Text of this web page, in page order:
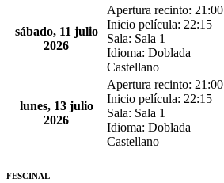
sábado, 11 julio
2026
Apertura recinto: 21:00
Inicio película: 22:15
Sala: Sala 1
Idioma: Doblada
Castellano
lunes, 13 julio
2026
Apertura recinto: 21:00
Inicio película: 22:15
Sala: Sala 1
Idioma: Doblada
Castellano
FESCINAL